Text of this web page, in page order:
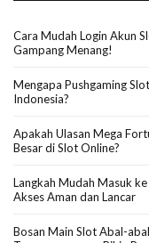
Cara Mudah Login Akun
Gampang Menang!
Mengapa Pushgaming
Indonesia?
Apakah Ulasan Mega
Besar di Slot Online?
Langkah Mudah Masuk
Akses Aman dan Lancar
Bosan Main Slot Abal-